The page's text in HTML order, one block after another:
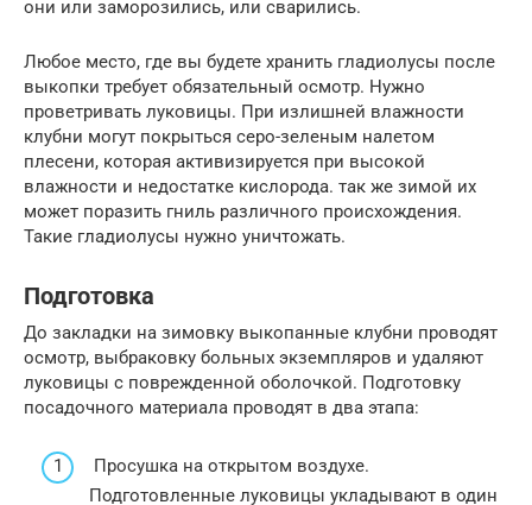
они или заморозились, или сварились.
Любое место, где вы будете хранить гладиолусы после
выкопки требует обязательный осмотр. Нужно
проветривать луковицы. При излишней влажности
клубни могут покрыться серо-зеленым налетом
плесени, которая активизируется при высокой
влажности и недостатке кислорода. так же зимой их
может поразить гниль различного происхождения.
Такие гладиолусы нужно уничтожать.
Подготовка
До закладки на зимовку выкопанные клубни проводят
осмотр, выбраковку больных экземпляров и удаляют
луковицы с поврежденной оболочкой. Подготовку
посадочного материала проводят в два этапа:
Просушка на открытом воздухе.
Подготовленные луковицы укладывают в один